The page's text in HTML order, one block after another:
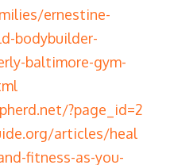
ernestine-
bodybuilder-
baltimore-gym-
?page_id=2
articles/heal
fitness-as-you-